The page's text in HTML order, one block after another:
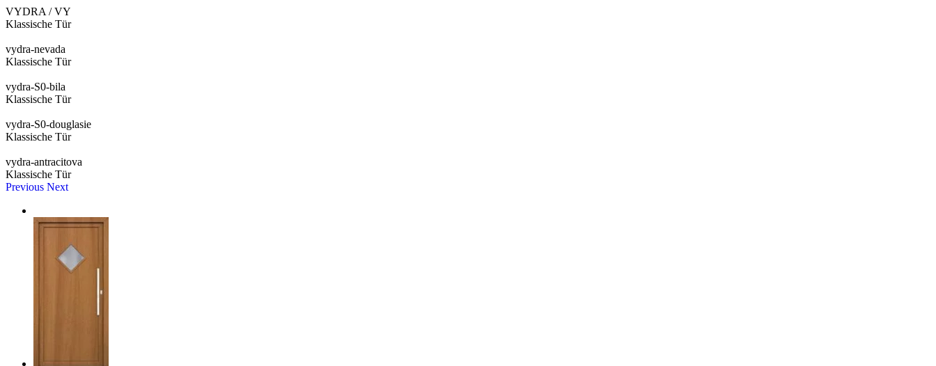
VYDRA / VY
Klassische Tür
vydra-nevada
Klassische Tür
vydra-S0-bila
Klassische Tür
vydra-S0-douglasie
Klassische Tür
vydra-antracitova
Klassische Tür
Previous Next